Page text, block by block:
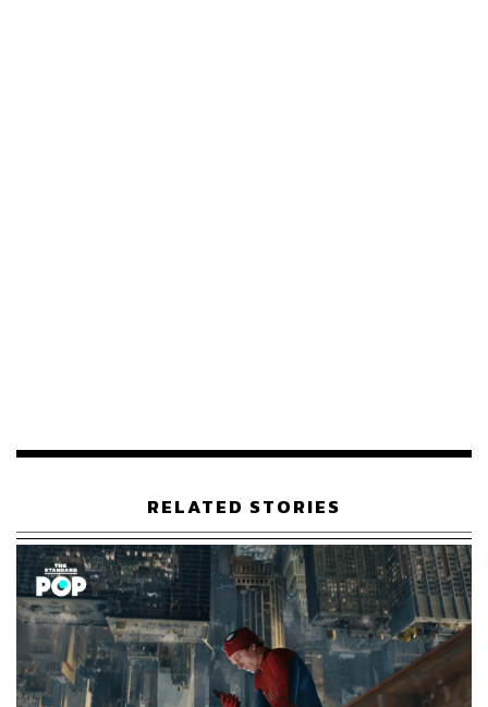
ลับบางอย่างที่ค่อยๆ เปลี่ยนแปลงจิตใจของผู้ใช้ไปทีละเล็กที
สืบสวนสอบสวนอยู่เล็กๆ ที่ตัวละครจะต้องช่วยกันตาม
หาความจริงของกล้องปีศาจดังกล่าว ซึ่งส่วนตัวเราคิดว่าผู้
กำกับและทีมสร้างค่อนข้างนำเสนอเนื้อหาดังกล่าวออกมาได้
อย่างน่าสนใจ และชวนให้เราอยากร่วมตามหาความจริงของ
กล้องปีศาจไปพร้อมกับตัวละครได้ดีพอสมควร
RELATED STORIES